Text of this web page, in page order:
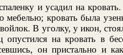
и усадил на
мебелью; кровать была
В уголку, у икон,
на кровать в
он пристально и